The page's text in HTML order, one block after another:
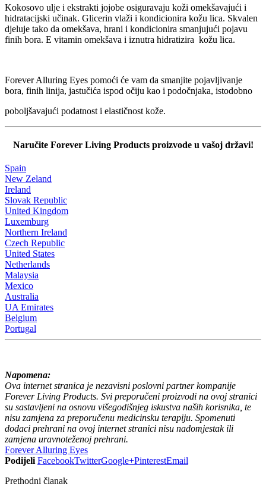
Kokosovo ulje i ekstrakti jojobe osiguravaju koži omekšavajući i
hidratacijski učinak. Glicerin vlaži i kondicionira kožu lica. Skvalen
djeluje tako da omekšava, hrani i kondicionira smanjujući pojavu
finih bora. E vitamin omekšava i iznutra hidratizira kožu lica.
Forever Alluring Eyes pomoći će vam da smanjite pojavljivanje
bora, finih linija, jastučića ispod očiju kao i podočnjaka, istodobno
poboljšavajući podatnost i elastičnost kože.
Naručite Forever Living Products proizvode u vašoj državi!
Spain
New Zeland
Ireland
Slovak Republic
United Kingdom
Luxemburg
Northern Ireland
Czech Republic
United States
Netherlands
Malaysia
Mexico
Australia
UA Emirates
Belgium
Portugal
Napomena:
Ova internet stranica je nezavisni poslovni partner kompanije
Forever Living Products. Svi preporučeni proizvodi na ovoj stranici
su sastavljeni na osnovu višegodišnjeg iskustva naših korisnika, te
nisu zamjena za preporučenu medicinsku terapiju. Spomenuti
dodaci prehrani na ovoj internet stranici nisu nadomjestak ili
zamjena uravnoteženoj prehrani.
Forever Alluring Eyes
Podijeli FacebookTwitterGoogle+PinterestEmail
Prethodni članak